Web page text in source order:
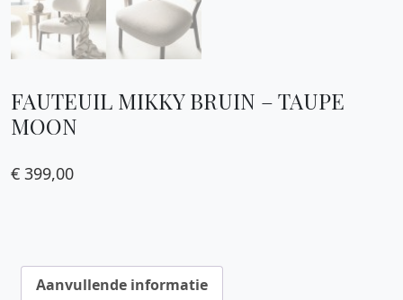
FAUTEUIL MIKKY BRUIN – TAUPE
MOON
€ 399,00
Aanvullende informatie